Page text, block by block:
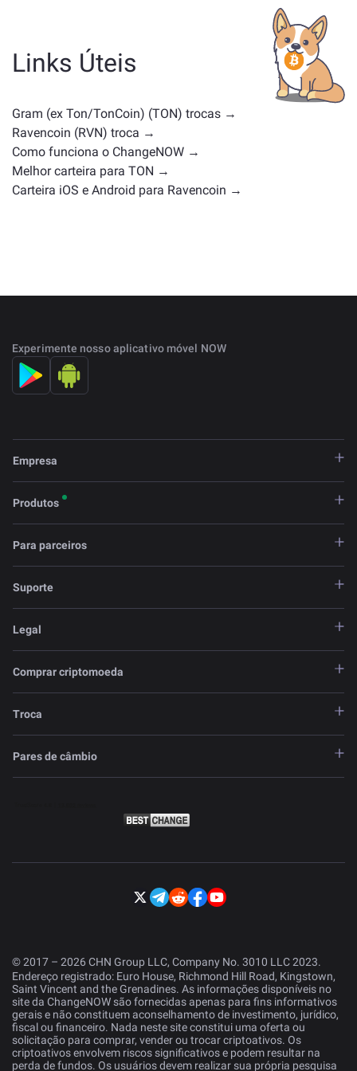
categoria — se é uma stablecoin, token de utilidade,
moeda de governança ou qualquer outro tipo.
Alternativas comuns incluem outras criptomoedas
com casos de uso ou posições de mercado
semelhantes. Confira todos os ativos disponíveis para
troca napágina principal de troca .
Links Úteis
Gram (ex Ton/TonCoin) (TON) trocas →
Ravencoin (RVN) troca →
Como funciona o ChangeNOW →
Melhor carteira para TON →
Carteira iOS e Android para Ravencoin →
Experimente nosso aplicativo móvel NOW
Empresa
Produtos
Para parceiros
Suporte
Legal
Comprar criptomoeda
Troca
Pares de câmbio
© 2017 – 2026 CHN Group LLC, Company No. 3010 LLC 2023.
Endereço registrado: Euro House, Richmond Hill Road, Kingstown,
Saint Vincent and the Grenadines. As informações disponíveis no
site da ChangeNOW são fornecidas apenas para fins informativos
gerais e não constituem aconselhamento de investimento, jurídico,
fiscal ou financeiro. Nada neste site constitui uma oferta ou
solicitação para comprar, vender ou trocar criptoativos. Os
criptoativos envolvem riscos significativos e podem resultar na
perda de fundos. Os usuários devem realizar sua própria pesquisa